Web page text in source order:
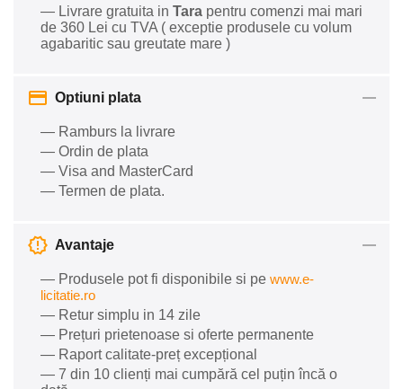
— Livrare gratuita in Tara pentru comenzi mai mari
de 360 Lei cu TVA ( exceptie produsele cu volum
agabaritic sau greutate mare )
Optiuni plata
— Ramburs la livrare
— Ordin de plata
— Visa and MasterCard
— Termen de plata.
Avantaje
— Produsele pot fi disponibile si pe www.e-
licitatie.ro
— Retur simplu in 14 zile
— Prețuri prietenoase si oferte permanente
— Raport calitate-preț excepțional
— 7 din 10 clienți mai cumpără cel puțin încă o